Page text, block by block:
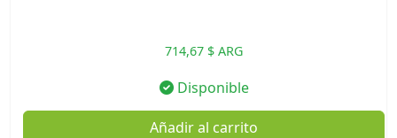
714,67 $ ARG
Disponible
Añadir al carrito